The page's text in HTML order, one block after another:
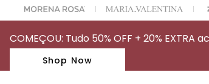
NA SUA 1° COMPRA USANDO O CUPOM: MYFIRSTIOD
COMEÇOU: Tudo 50% OFF + 20%
Shop Now